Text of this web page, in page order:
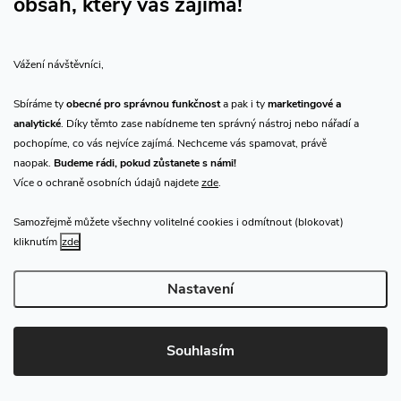
Vážení návštěvníci,
Sbíráme tyobecné pro správnou funkčnosta pak i tymarketingové a
analytické. Díky těmto zase nabídneme ten správný nástroj nebo nářadí a
pochopíme, co vás nejvíce zajímá. Nechceme vás spamovat, právě
naopak. Budeme rádi, pokud zůstanete s námi!
Více o ochraně osobních údajů najdetezde.
Samozřejmě můžete všechny volitelné cookies i odmítnout (blokovat)
kliknutím zde
Nastavení
Souhlasím
Přijímáme online platby
Copyright 2026CHN.cz. Všechna práva vyhrazena.Upravit nastavení
cookies